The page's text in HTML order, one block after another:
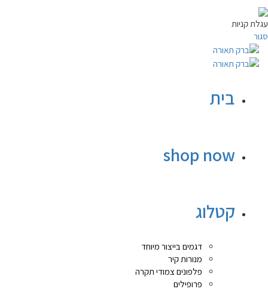
עגלת קניות
סגור
בית
shop now
קטלוג
דגמים בייצור מיוחד
מנורות קיר
פלפונים צמודי תקרה
פרופילים